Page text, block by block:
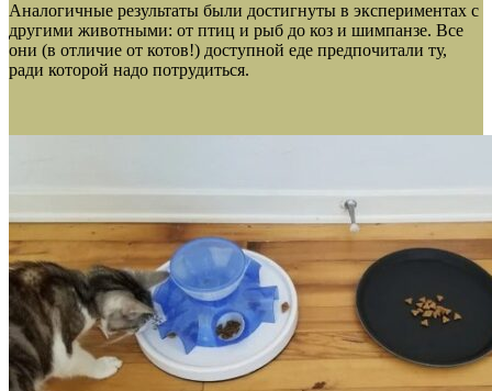
Аналогичные результаты были достигнуты в экспериментах с
другими животными: от птиц и рыб до коз и шимпанзе. Все
они (в отличие от котов!) доступной еде предпочитали ту,
ради которой надо потрудиться.